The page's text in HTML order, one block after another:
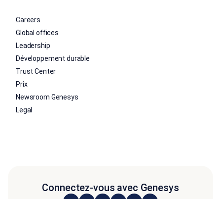
Careers
Global offices
Leadership
Développement durable
Trust Center
Prix
Newsroom Genesys
Legal
Connectez-vous avec Genesys